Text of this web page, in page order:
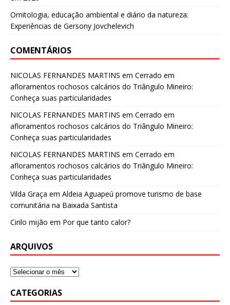
Ornitologia, educação ambiental e diário da natureza:
Experiências de Gersony Jovchelevich
COMENTÁRIOS
NICOLAS FERNANDES MARTINS em Cerrado em
afloramentos rochosos calcários do Triângulo Mineiro:
Conheça suas particularidades
NICOLAS FERNANDES MARTINS em Cerrado em
afloramentos rochosos calcários do Triângulo Mineiro:
Conheça suas particularidades
NICOLAS FERNANDES MARTINS em Cerrado em
afloramentos rochosos calcários do Triângulo Mineiro:
Conheça suas particularidades
Vilda Graça em Aldeia Aguapeú promove turismo de base
comunitária na Baixada Santista
Cirilo mijão em Por que tanto calor?
ARQUIVOS
CATEGORIAS